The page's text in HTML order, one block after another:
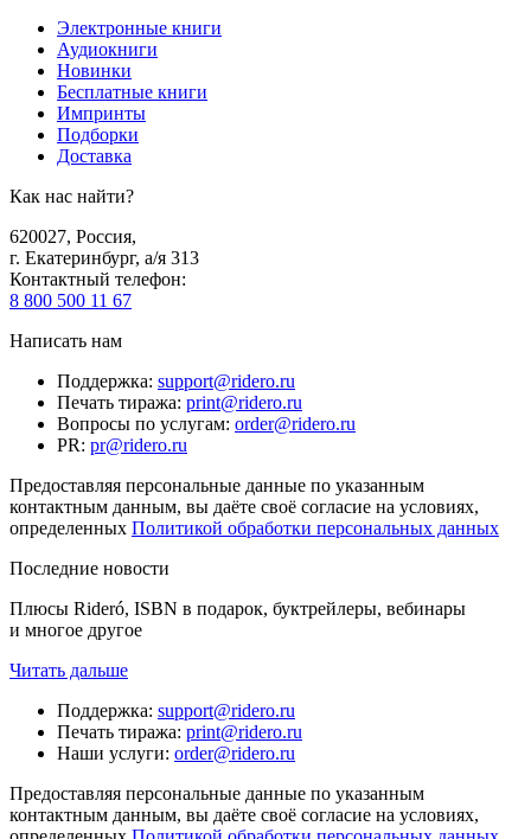
Электронные книги
Аудиокниги
Новинки
Бесплатные книги
Импринты
Подборки
Доставка
Как нас найти?
620027, Россия,
г. Екатеринбург, а/я 313
Контактный телефон:
8 800 500 11 67
Написать нам
Поддержка: support@ridero.ru
Печать тиража: print@ridero.ru
Вопросы по услугам: order@ridero.ru
PR: pr@ridero.ru
Предоставляя персональные данные по указанным
контактным данным, вы даёте своё согласие на условиях,
определенных Политикой обработки персональных данных
Последние новости
Плюсы Rideró, ISBN в подарок, буктрейлеры, вебинары
и многое другое
Читать дальше
Поддержка: support@ridero.ru
Печать тиража: print@ridero.ru
Наши услуги: order@ridero.ru
Предоставляя персональные данные по указанным
контактным данным, вы даёте своё согласие на условиях,